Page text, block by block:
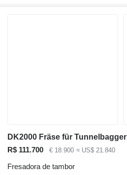
DK2000 Fräse für Tunnelbagger
R$ 111.700
€ 18.900 ≈ US$ 21.840
Fresadora de tambor